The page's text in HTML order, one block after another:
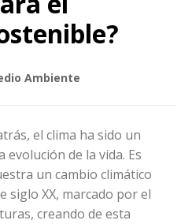
Ambiente
el clima ha sido un
de la vida. Es
un cambio climático
siglo XX, marcado por el
creando de esta